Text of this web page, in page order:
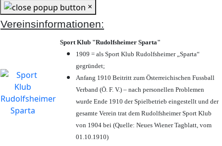
×
Vereinsinformationen:
Sport Klub "Rudolfsheimer Sparta"
1909 = als Sport Klub Rudolfsheimer „Sparta“
gegründet;
Anfang 1910 Beitritt zum Österreichischen Fussball
Verband (Ö. F. V.) – nach personellen Problemen
wurde Ende 1910 der Spielbetrieb eingestellt und der
gesamte Verein trat dem Rudolfsheimer Sport Klub
von 1904 bei (Quelle: Neues Wiener Tagblatt, vom
01.10.1910)